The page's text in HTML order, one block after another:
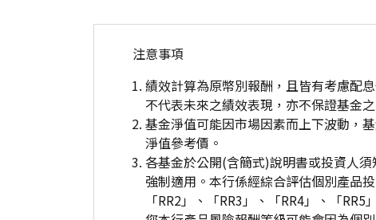
注意事項
績效計算為原幣別報酬，且皆有考慮配
不代表未來之績效表現，亦不保證基金
基金淨值可能因市場因素而上下波動，
淨值參考價。
各基金於公開(含簡式)說明書或投資人
強制適用。本行係經綜合評估個別產品
「RR2」、「RR3」、「RR4」、「